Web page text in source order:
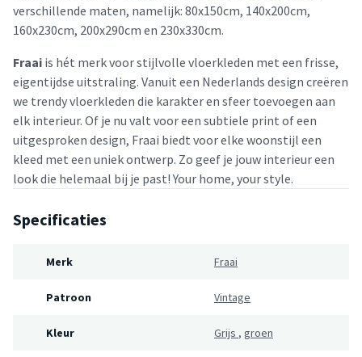
verschillende maten, namelijk: 80x150cm, 140x200cm,
160x230cm, 200x290cm en 230x330cm.
Fraai is hét merk voor stijlvolle vloerkleden met een frisse,
eigentijdse uitstraling. Vanuit een Nederlands design creëren
we trendy vloerkleden die karakter en sfeer toevoegen aan
elk interieur. Of je nu valt voor een subtiele print of een
uitgesproken design, Fraai biedt voor elke woonstijl een
kleed met een uniek ontwerp. Zo geef je jouw interieur een
look die helemaal bij je past! Your home, your style.
Specificaties
Merk Fraai
Patroon Vintage
Kleur Grijs , groen